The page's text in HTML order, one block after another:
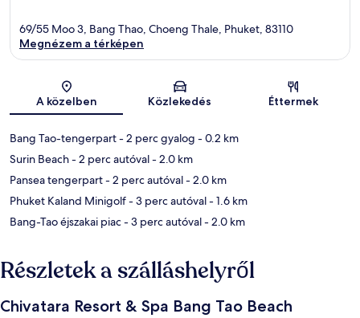
Térkép
69/55 Moo 3, Bang Thao, Choeng Thale, Phuket, 83110
Megnézem a térképen
A közelben Közlekedés Éttermek
Bang Tao-tengerpart- 2 perc gyalog - 0.2 km
Surin Beach- 2 perc autóval- 2.0 km
Pansea tengerpart- 2 perc autóval- 2.0 km
Phuket Kaland Minigolf- 3 perc autóval- 1.6 km
Bang-Tao éjszakai piac- 3 perc autóval- 2.0 km
Részletek a szálláshelyről
Chivatara Resort & Spa Bang Tao Beach